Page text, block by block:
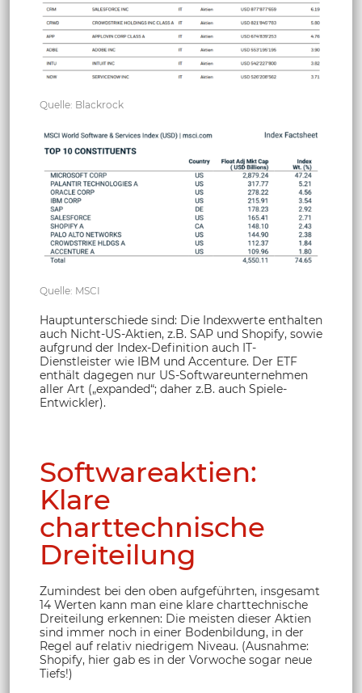
Quelle: Blackrock
Quelle: MSCI
Hauptunterschiede sind: Die Indexwerte enthalten
auch Nicht-US-Aktien, z.B. SAP und Shopify, sowie
aufgrund der Index-Definition auch IT-
Dienstleister wie IBM und Accenture. Der ETF
enthält dagegen nur US-Softwareunternehmen
aller Art („expanded“; daher z.B. auch Spiele-
Entwickler).
Softwareaktien:
Klare
charttechnische
Dreiteilung
Zumindest bei den oben aufgeführten, insgesamt
14 Werten kann man eine klare charttechnische
Dreiteilung erkennen: Die meisten dieser Aktien
sind immer noch in einer Bodenbildung, in der
Regel auf relativ niedrigem Niveau. (Ausnahme:
Shopify, hier gab es in der Vorwoche sogar neue
Tiefs!)